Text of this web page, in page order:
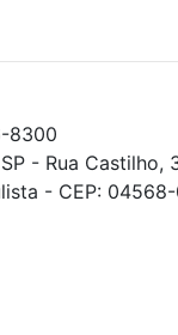
8300
- Rua Castilho,
- CEP: 04568-